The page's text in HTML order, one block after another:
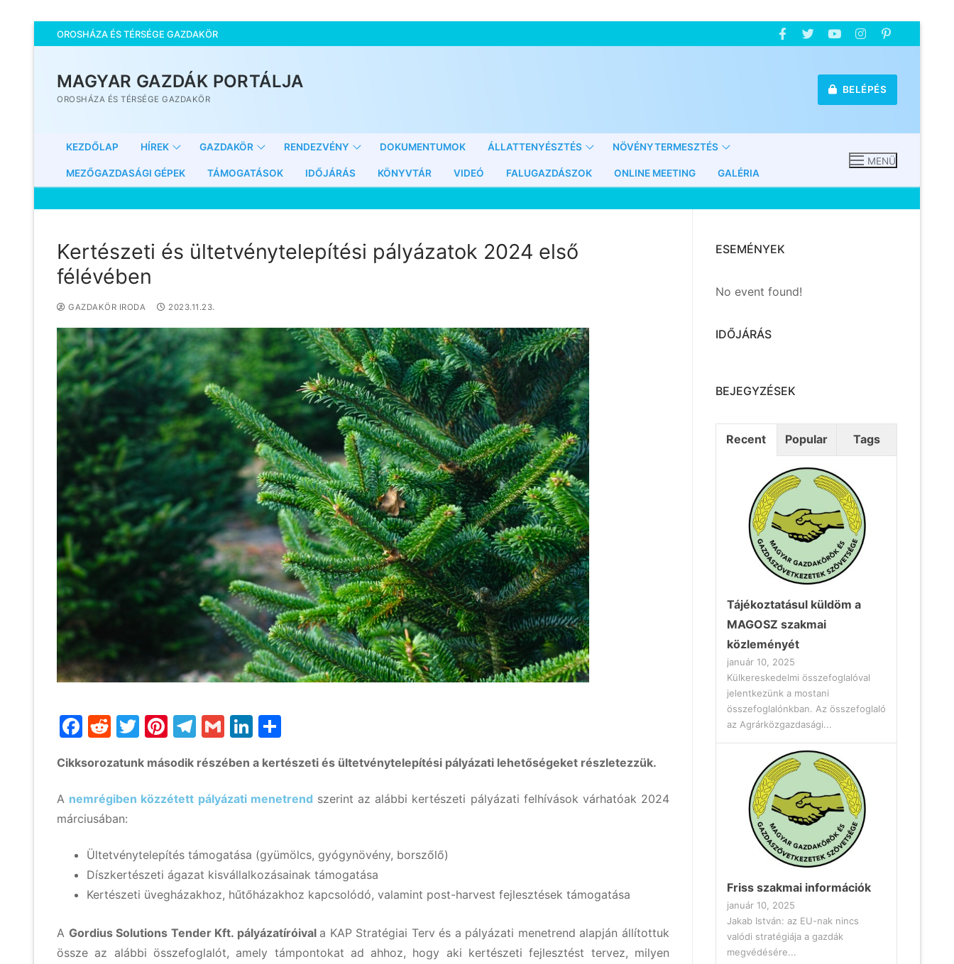
OROSHÁZA ÉS TÉRSÉGE GAZDAKÖR
MAGYAR GAZDÁK PORTÁLJA
OROSHÁZA ÉS TÉRSÉGE GAZDAKÖR
BELÉPÉS
KEZDŐLAP HÍREK GAZDAKÖR RENDEZVÉNY DOKUMENTUMOK ÁLLATTENYÉSZTÉS NÖVÉNYTERMESZTÉS
MEZŐGAZDASÁGI GÉPEK TÁMOGATÁSOK IDŐJÁRÁS KÖNYVTÁR VIDEÓ FALUGAZDÁSZOK ONLINE MEETING GALÉRIA
MENÜ
Kertészeti és ültetvénytelepítési pályázatok 2024 első
félévében
GAZDAKÖR IRODA 2023.11.23.
Facebook
Reddit
Twitter
Pinterest
Telegram
GmailLinkedIn
Cikksorozatunk második részében a kertészeti és ültetvénytelepítési pályázati lehetőségeket részletezzük.
A nemrégiben közzétett pályázati menetrend szerint az alábbi kertészeti pályázati felhívások várhatóak 2024
márciusában:
Ültetvénytelepítés támogatása (gyümölcs, gyógynövény, borszőlő)
Díszkertészeti ágazat kisvállalkozásainak támogatása
Kertészeti üvegházakhoz, hűtőházakhoz kapcsolódó, valamint post-harvest fejlesztések támogatása
A Gordius Solutions Tender Kft. pályázatíróival a KAP Stratégiai Terv és a pályázati menetrend alapján állítottuk
össze az alábbi összefoglalót, amely támpontokat ad ahhoz, hogy aki kertészeti fejlesztést tervez, milyen
ESEMÉNYEK
No event found!
IDŐJÁRÁS
BEJEGYZÉSEK
Recent Popular Tags
Tájékoztatásul küldöm a
MAGOSZ szakmai
közleményét
január 10, 2025
Külkereskedelmi összefoglalóval
jelentkezünk a mostani
összefoglalónkban. Az összefoglaló
az Agrárközgazdasági...
Friss szakmai információk
január 10, 2025
Jakab István: az EU-nak nincs
valódi stratégiája a gazdák
megvédésére...